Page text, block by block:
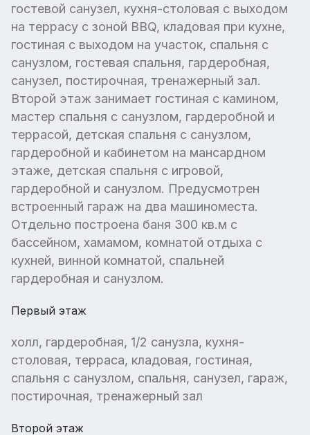
гостевой санузел, кухня-столовая с выходом
на террасу с зоной BBQ, кладовая при кухне,
гостиная с выходом на участок, спальня с
санузлом, гостевая спальня, гардеробная,
санузел, постирочная, тренажерный зал.
Второй этаж занимает гостиная с камином,
мастер спальня с санузлом, гардеробной и
террасой, детская спальня с санузлом,
гардеробной и кабинетом на мансардном
этаже, детская спальня с игровой,
гардеробной и санузлом. Предусмотрен
встроенный гараж на два машиноместа.
Отдельно построена баня 300 кв.м с
бассейном, хамамом, комнатой отдыха с
кухней, винной комнатой, спальней
гардеробная и санузлом.
Первый этаж
холл, гардеробная, 1/2 санузла, кухня-
столовая, терраса, кладовая, гостиная,
спальня с санузлом, спальня, санузел, гараж,
постирочная, тренажерный зал
Второй этаж